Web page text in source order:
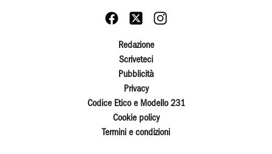
Redazione
Scriveteci
Pubblicità
Privacy
Codice Etico e Modello 231
Cookie policy
Termini e condizioni